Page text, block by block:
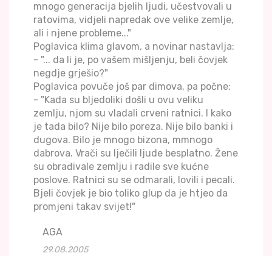
mnogo generacija bjelih ljudi, učestvovali u
ratovima, vidjeli napredak ove velike zemlje,
ali i njene probleme..."
Poglavica klima glavom, a novinar nastavlja:
- "... da li je, po vašem mišljenju, beli čovjek
negdje grješio?"
Poglavica povuče još par dimova, pa počne:
- "Kada su bljedoliki došli u ovu veliku
zemlju, njom su vladali crveni ratnici. I kako
je tada bilo? Nije bilo poreza. Nije bilo banki i
dugova. Bilo je mnogo bizona, mmnogo
dabrova. Vrači su lječili ljude besplatno. Žene
su obrađivale zemlju i radile sve kućne
poslove. Ratnici su se odmarali, lovili i pecali.
Bjeli čovjek je bio toliko glup da je htjeo da
promjeni takav svijet!"
AGA
29.08.2005